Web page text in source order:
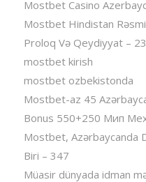
Mostbet Casino
Mostbet Hindistan
Proloq Və Qeydiyyat –
mostbet kirish
mostbet ozbekistonda
Mostbet-az 45
Bonus 550+250 Мип
Mostbet, Azərbaycanda
Biri – 347
Müasir dünyada idman